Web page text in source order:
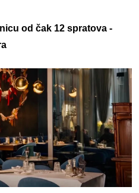
od čak 12 spratova -